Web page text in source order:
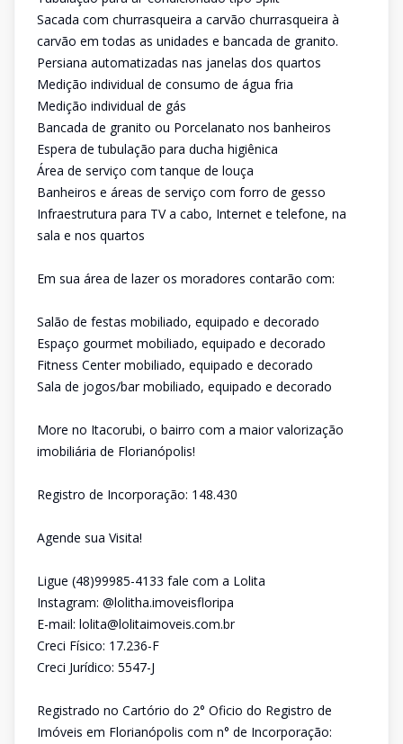
Sacada com churrasqueira a carvão churrasqueira à
carvão em todas as unidades e bancada de granito.
Persiana automatizadas nas janelas dos quartos
Medição individual de consumo de água fria
Medição individual de gás
Bancada de granito ou Porcelanato nos banheiros
Espera de tubulação para ducha higiênica
Área de serviço com tanque de louça
Banheiros e áreas de serviço com forro de gesso
Infraestrutura para TV a cabo, Internet e telefone, na
sala e nos quartos
Em sua área de lazer os moradores contarão com:
Salão de festas mobiliado, equipado e decorado
Espaço gourmet mobiliado, equipado e decorado
Fitness Center mobiliado, equipado e decorado
Sala de jogos/bar mobiliado, equipado e decorado
More no Itacorubi, o bairro com a maior valorização
imobiliária de Florianópolis!
Registro de Incorporação: 148.430
Agende sua Visita!
Ligue (48)99985-4133 fale com a Lolita
Instagram: @lolitha.imoveisfloripa
E-mail: lolita@lolitaimoveis.com.br
Creci Físico: 17.236-F
Creci Jurídico: 5547-J
Registrado no Cartório do 2° Oficio do Registro de
Imóveis em Florianópolis com n° de Incorporação: